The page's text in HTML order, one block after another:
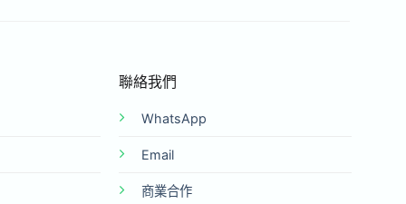
聯絡我們
WhatsApp
Email
商業合作